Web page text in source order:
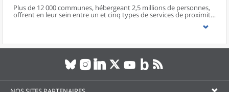
Plus de 12 000 communes, hébergeant 2,5 millions de personnes,
offrent en leur sein entre un et cinq types de services de proximité.
Dans ces communes, les artisans et les restaurants sont les plus
boulangeries ou les supérettes, n’apparaissent de façon
significative que dans les communes offrant au moins dix types de
services de proximité. Quant aux services médicaux, ils sont situés
dans des communes bénéficiant d’un nombre d’équipements
encore plus large. Aux communes qui possèdent au moins un
service de proximité, s’ajoutent 1 888 communes qui n’en